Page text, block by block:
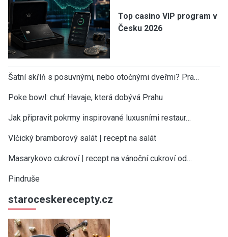
Top casino VIP program v
Česku 2026
Šatní skříň s posuvnými, nebo otočnými dveřmi? Pra…
Poke bowl: chuť Havaje, která dobývá Prahu
Jak připravit pokrmy inspirované luxusními restaur…
Vlčický bramborový salát | recept na salát
Masarykovo cukroví | recept na vánoční cukroví od…
Pindruše
staroceskerecepty.cz